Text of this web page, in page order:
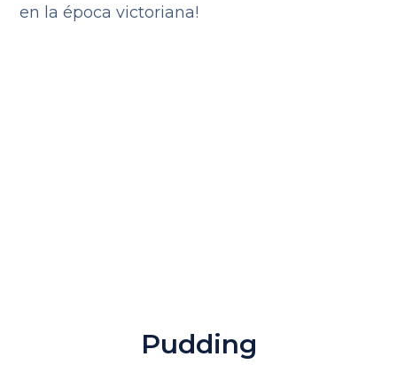
en la época victoriana!
Pudding